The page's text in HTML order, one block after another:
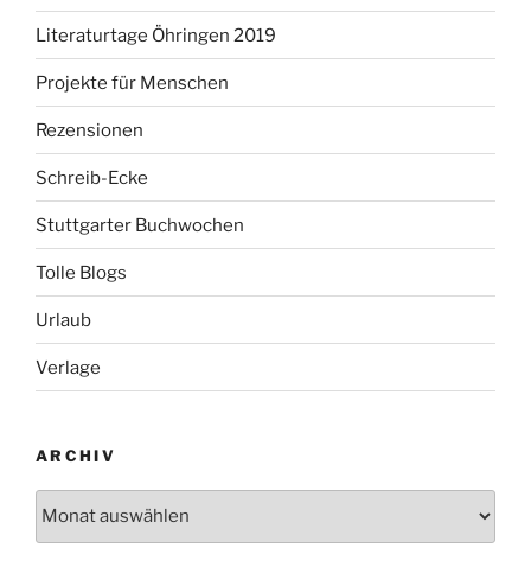
Literaturtage Öhringen 2019
Projekte für Menschen
Rezensionen
Schreib-Ecke
Stuttgarter Buchwochen
Tolle Blogs
Urlaub
Verlage
ARCHIV